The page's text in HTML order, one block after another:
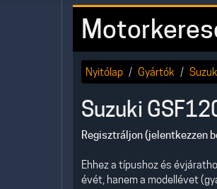
Nyitólap Gyártók
Suzuki
Regisztráljon (jelentkezzen
Ehhez a típushoz és
évét, hanem a modellévet